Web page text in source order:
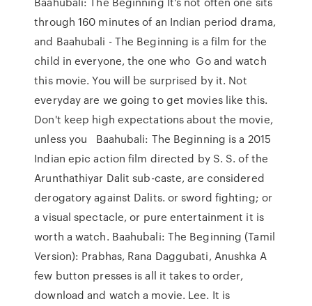
through 160 minutes of an Indian period drama,
and Baahubali - The Beginning is a film for the
child in everyone, the one who Go and watch
this movie. You will be surprised by it. Not
everyday are we going to get movies like this.
Don't keep high expectations about the movie,
unless you Baahubali: The Beginning is a 2015
Indian epic action film directed by S. S. of the
Arunthathiyar Dalit sub-caste, are considered
derogatory against Dalits. or sword fighting; or
a visual spectacle, or pure entertainment it is
worth a watch. Baahubali: The Beginning (Tamil
Version): Prabhas, Rana Daggubati, Anushka A
few button presses is all it takes to order,
download and watch a movie. Lee. It is